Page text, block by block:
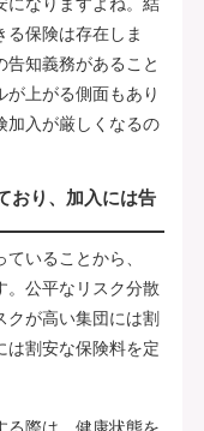
保険は存在しま
知義務があること
上がる側面もあり
加入が厳しくなるの
おり、加入には告
いることから、
。公平なリスク分散
クが高い集団には割
は割安な保険料を定